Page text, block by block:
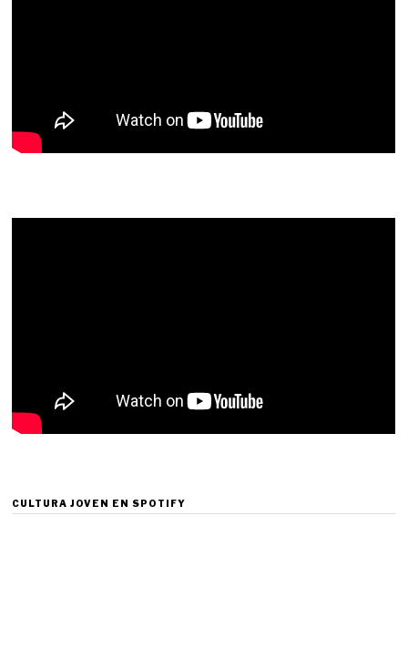
CULTURA JOVEN EN SPOTIFY